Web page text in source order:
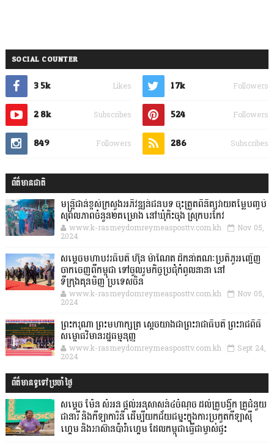
SOCIAL COUNTER
3.5k Likes 1.7k Followers
2.8k Subscribes 524 Followers
849 Followers 286 Subscribes
ព័ត៌មានជាតិ
មន្ត្រីជាន់ខ្ពស់ក្រសួងអភិវឌ្ឍន៍ជនបទ ចុះត្រួតពិនិត្យវាយតម្លៃបញ្ចប់
សុពលភាពចំនួន២គម្រោង នៅឃុំកិះចុង ស្រុកបរកែវ
www.k-rasmeydomreymeasposttv.com.kh Nov 05,
2024
សម្តេចមហាបវរធិបតី ហ៊ុន ម៉ាណែត ដឹកនាំគណៈប្រតិភូអញ្ជើញ
ចាកចេញពីកម្ពុជា ទៅចូលរួមកិច្ចប្រជុំកំពូលនានា នៅ
ទីក្រុងគុនមិញ ប្រទេសចិន
www.k-rasmeydomreymeasposttv.com.kh Nov 05,
2024
ព្រះករុណា ព្រះមហាក្សត្រ ស្តេចយាងជាព្រះរាជាធិបតី ព្រះរាជពិធី
សម្ពោធវិមានរដ្ឋធម្មនុញ្ញ
www.k-rasmeydomreymeasposttv.com.kh Sept 24,
2024
ព័ត៌មានទូទៅប្រចាំថ្ងៃ
សម្តេច ម៉ែន សំអន ផ្តល់អនុសាសន៍៤ចំណុច ដល់គ្រូបង្វឹក គ្រូជំនួយ
ជានារី និងកីឡាការិនី ដើម្បីយកជ័យជម្នះក្នុងការប្រកួតកីឡាស៊ី
ហ្គេម និងអាស៊ានប៉ារ៉ាហ្គេម ដែលកម្ពុជាធ្វើជាម្ចាស់ផ្ទះ